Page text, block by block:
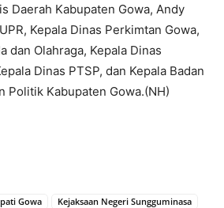
Daerah Kabupaten Gowa, Andy
Kepala Dinas Perkimtan Gowa,
dan Olahraga, Kepala Dinas
Dinas PTSP, dan Kepala Badan
Politik Kabupaten Gowa.(NH)
Gowa
Kejaksaan Negeri Sungguminasa